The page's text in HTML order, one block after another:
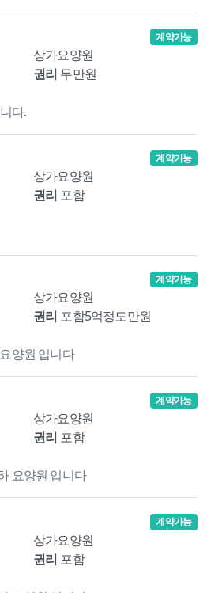
상가요양원
권리 무만원
계약가능
다.
상가요양원
권리 포함
계약가능
상가요양원
권리 포함5억정도만원
계약가능
양원 입니다
상가요양원
권리 포함
계약가능
요양원 입니다
상가요양원
권리 포함
계약가능